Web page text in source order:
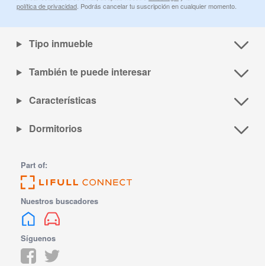
política de privacidad. Podrás cancelar tu suscripción en cualquier momento.
Tipo inmueble
También te puede interesar
Características
Dormitorios
Part of:
Nuestros buscadores
Síguenos